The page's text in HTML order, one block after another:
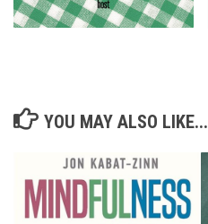
YOU MAY ALSO LIKE...